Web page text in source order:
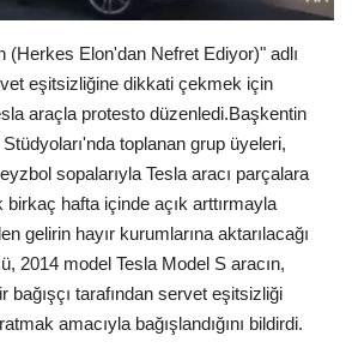
(Herkes Elon'dan Nefret Ediyor)" adlı
eşitsizliğine dikkati çekmek için
araçla protesto düzenledi.Başkentin
toplanan grup üyeleri,
sopalarıyla Tesla aracı parçalara
birkaç hafta içinde açık arttırmayla
gelirin hayır kurumlarına aktarılacağı
2014 model Tesla Model S aracın,
bağışçı tarafından servet eşitsizliği
amacıyla bağışlandığını bildirdi.